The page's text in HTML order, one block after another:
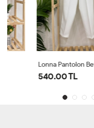
Lonna Pantolon Beyaz
540.00 TL